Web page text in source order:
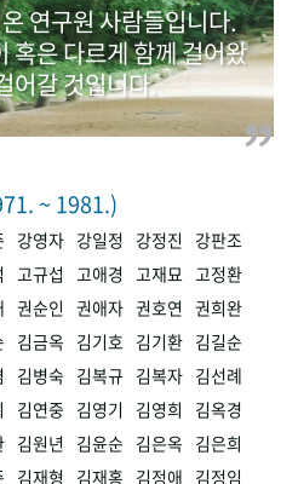
행정박물 영상 기록물
+1
연구원 사람들입니다.
혹은 다르게 함께 걸어왔
어갈 것입니다.
~ 1981.)
강영자 강일정 강정진
강판조
고규섭 고애경 고재묘 고정환
권순인 권애자 권호연 권희완
김금옥 김기호 김기환 김길순
김병숙 김복규 김복자 김선례
김연중 김영기 김영희
김옥경
김원년 김윤순 김은옥 김은희
김재형 김재홍 김정애 김정임